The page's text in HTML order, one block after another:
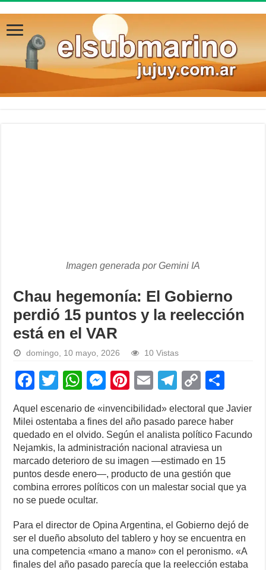
Imagen generada por Gemini IA
Chau hegemonía: El Gobierno
perdió 15 puntos y la reelección
está en el VAR
domingo, 10 mayo, 2026 10 Vistas
F
a
c
e
b
o
o
T
wi
tt
er
W
h
at
s
A
p
p
M
ss
e
n
g
er
Pi
nt
er
e
st
E
m
ail
T
e
gr
a
m
C
o
p
y
Li
n
k
h
ar
e
Aquel escenario de «invencibilidad» electoral que Javier
Milei ostentaba a fines del año pasado parece haber
quedado en el olvido. Según el analista político Facundo
Nejamkis, la administración nacional atraviesa un
marcado deterioro de su imagen —estimado en 15
puntos desde enero—, producto de una gestión que
combina errores políticos con un malestar social que ya
no se puede ocultar.
Para el director de Opina Argentina, el Gobierno dejó de
ser el dueño absoluto del tablero y hoy se encuentra en
una competencia «mano a mano» con el peronismo. «A
finales del año pasado parecía que la reelección estaba